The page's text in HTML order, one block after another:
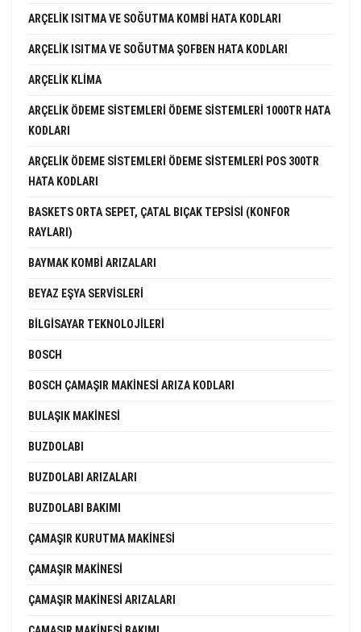
ARÇELIK ISITMA VE SOĞUTMA KOMBI HATA KODLARI
ARÇELIK ISITMA VE SOĞUTMA ŞOFBEN HATA KODLARI
ARÇELIK KLIMA
ARÇELIK ÖDEME SISTEMLERI ÖDEME SISTEMLERI 1000TR HATA
KODLARI
ARÇELIK ÖDEME SISTEMLERI ÖDEME SISTEMLERI POS 300TR
HATA KODLARI
BASKETS ORTA SEPET, ÇATAL BIÇAK TEPSISI (KONFOR
RAYLARI)
BAYMAK KOMBI ARIZALARI
BEYAZ EŞYA SERVISLERI
BILGISAYAR TEKNOLOJILERI
BOSCH
BOSCH ÇAMAŞIR MAKINESI ARIZA KODLARI
BULAŞIK MAKINESI
BUZDOLABI
BUZDOLABI ARIZALARI
BUZDOLABI BAKIMI
ÇAMAŞIR KURUTMA MAKINESI
ÇAMAŞIR MAKINESI
ÇAMAŞIR MAKINESI ARIZALARI